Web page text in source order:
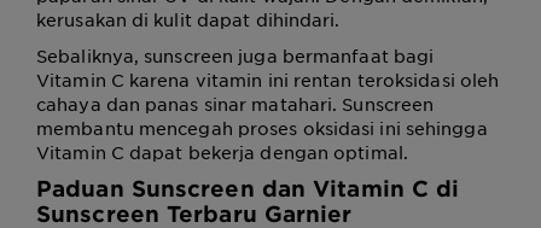
kerusakan di kulit dapat dihindari.
Sebaliknya, sunscreen juga bermanfaat bagi
Vitamin C karena vitamin ini rentan teroksidasi oleh
cahaya dan panas sinar matahari. Sunscreen
membantu mencegah proses oksidasi ini sehingga
Vitamin C dapat bekerja dengan optimal.
Paduan Sunscreen dan Vitamin C di
Sunscreen Terbaru Garnier